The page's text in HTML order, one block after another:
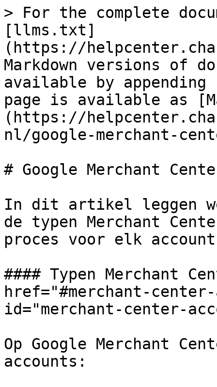
> For the complete
[llms.txt]
(https://
Markdown versions of
available by
page is available as
(https://
nl/google-merchant-
# Google Merchant
In dit artikel leggen
de typen Merchant
proces voor elk
#### Typen Merchant
href="#merchant-
id="merchant-center-
Op Google Merchant
accounts: